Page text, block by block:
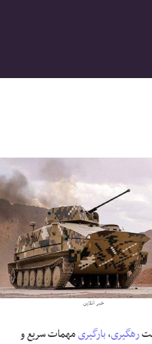
خبر آنلاین
رهگیری،بارگیریمهمات سریع و